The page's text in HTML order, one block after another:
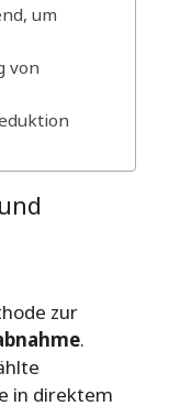
um
von
zur
.
in direktem